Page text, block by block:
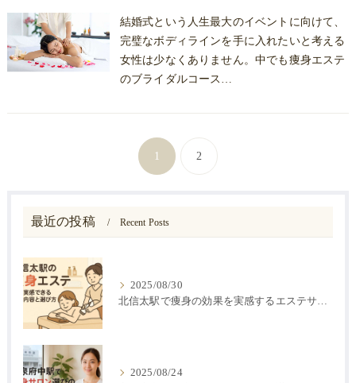
結婚式という人生最大のイベントに向けて、
完璧なボディラインを手に入れたいと考える
女性は少なくありません。中でも痩身エステ
のブライダルコース…
1 2
最近の投稿 Recent Posts
2025/08/30
2025/08/24